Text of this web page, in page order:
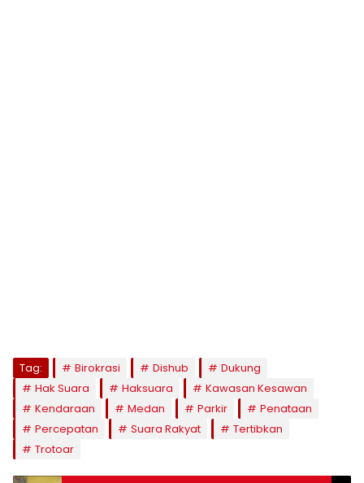
Tag: Birokrasi Dishub
Dukung
Hak Suara
Haksuara
Kawasan Kesawan
Kendaraan
Medan Parkir
Penataan
Percepatan
Suara Rakyat
Tertibkan
Trotoar